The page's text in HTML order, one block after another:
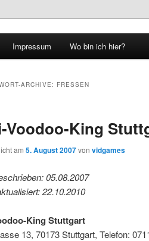
wechselnInhalt wechseln
Impressum Wo bin ich hier?
ARCHIVE: FRESSEN
Voodoo-King
am 5. August 2007von vidgames
05.08.2007
22.10.2010
King Stuttgart
13, 70173 Stuttgart, Telefon: